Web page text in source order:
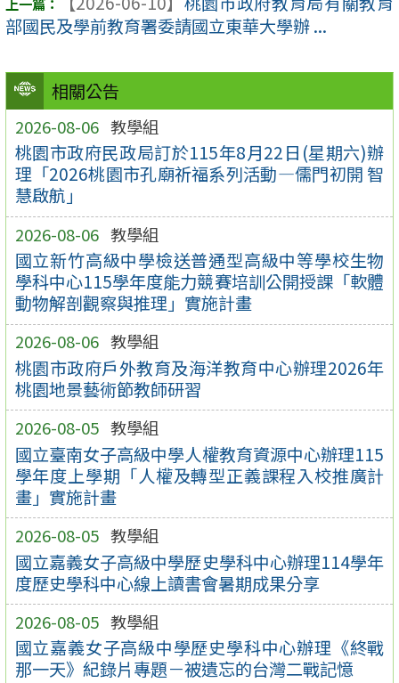
相關公告
2026-08-06 教學組
桃園市政府民政局訂於115年8月22日(星期六)辦
理「2026桃園市孔廟祈福系列活動—儒門初開 智
慧啟航」
2026-08-06 教學組
國立新竹高級中學檢送普通型高級中等學校生物
學科中心115學年度能力競賽培訓公開授課「軟體
動物解剖觀察與推理」實施計畫
2026-08-06 教學組
桃園市政府戶外教育及海洋教育中心辦理2026年
桃園地景藝術節教師研習
2026-08-05 教學組
國立臺南女子高級中學人權教育資源中心辦理115
學年度上學期「人權及轉型正義課程入校推廣計
畫」實施計畫
2026-08-05 教學組
國立嘉義女子高級中學歷史學科中心辦理114學年
度歷史學科中心線上讀書會暑期成果分享
2026-08-05 教學組
國立嘉義女子高級中學歷史學科中心辦理《終戰
那一天》紀錄片專題－被遺忘的台灣二戰記憶
部國民及學前教育署委請國立東華大學辦 ...